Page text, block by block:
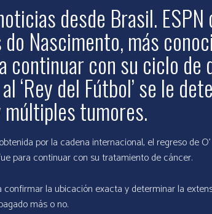
desde Brasil.
Nascimento, más
continuar con su ciclo de
‘Rey del Fútbol’ se le
múltiples tumores.
por la cadena internacional, el regreso de
para continuar con su tratamiento de cáncer.
confirmar la ubicación exacta y determinar la
más o no.